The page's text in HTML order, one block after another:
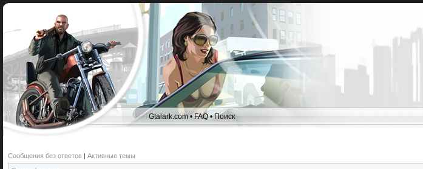
Gtalark.com •FAQ•Поиск
Сообщения без ответов | Активные темы